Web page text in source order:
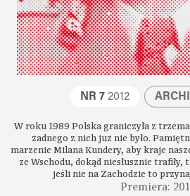
NR 7 2012
W roku 1989 Polska graniczyła z
żadnego z nich już nie było.
marzenie Milana Kundery, aby kraje
ze Wschodu, dokąd niesłusznie
jeśli nie na Zachodzie to
Premiera: